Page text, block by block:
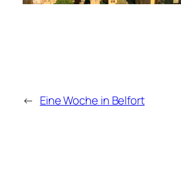
← Eine Woche in Belfort